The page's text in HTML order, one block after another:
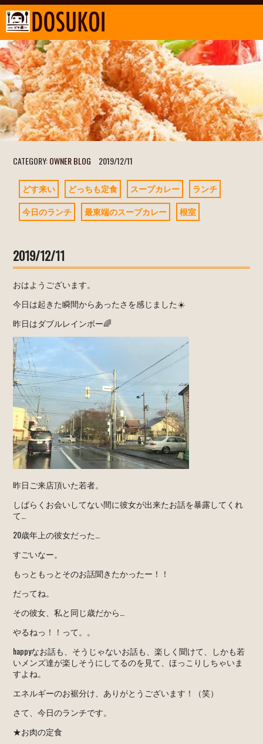
CATEGORY:OWNER BLOG 2019/12/11
どす来い どっちも定食 スープカレー
ランチ
今日のランチ
最東端のスープカレー 根室
2019/12/11
おはようございます。
今日は起きた瞬間からあったさを感じました☀️
昨日はダブルレインボー🌈
昨日ご来店頂いた若者。
しばらくお会いしてない間に彼女が出来たお話を暴露してくれ
て…
20歳年上の彼女だった…
すごいなー。
もっともっとそのお話聞きたかったー！！
だってね。
その彼女、私と同じ歳だから…
やるねっ！！って。。
happyなお話も、そうじゃないお話も、楽しく聞けて、しかも若
いメンズ達が楽しそうにしてるのを見て、ほっこりしちゃいま
すよね。
エネルギーのお裾分け、ありがとうございます！（笑）
さて、今日のランチです。
★お肉の定食